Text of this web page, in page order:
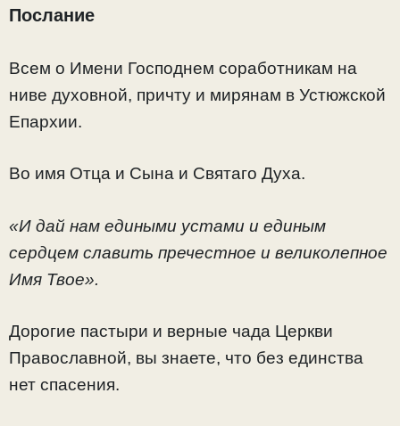
Послание
Всем о Имени Господнем соработникам на
ниве духовной, причту и мирянам в Устюжской
Епархии.
Во имя Отца и Сына и Святаго Духа.
«И дай нам едиными устами и единым
сердцем славить пречестное и великолепное
Имя Твое».
Дорогие пастыри и верные чада Церкви
Православной, вы знаете, что без единства
нет спасения.